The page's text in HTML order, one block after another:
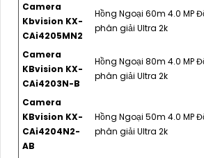
Camera
Kbvision KX-
CAi4205MN2
Hồng Ngoại 60m 4.0 MP
phân giải Ultra 2k
Camera
KBvision KX-
CAi4203N-B
Hồng Ngoại 80m 4.0 MP
phân giải Ultra 2k
Camera
KBvision KX-
CAi4204N2-
AB
Hồng Ngoại 50m 4.0 MP
phân giải Ultra 2k